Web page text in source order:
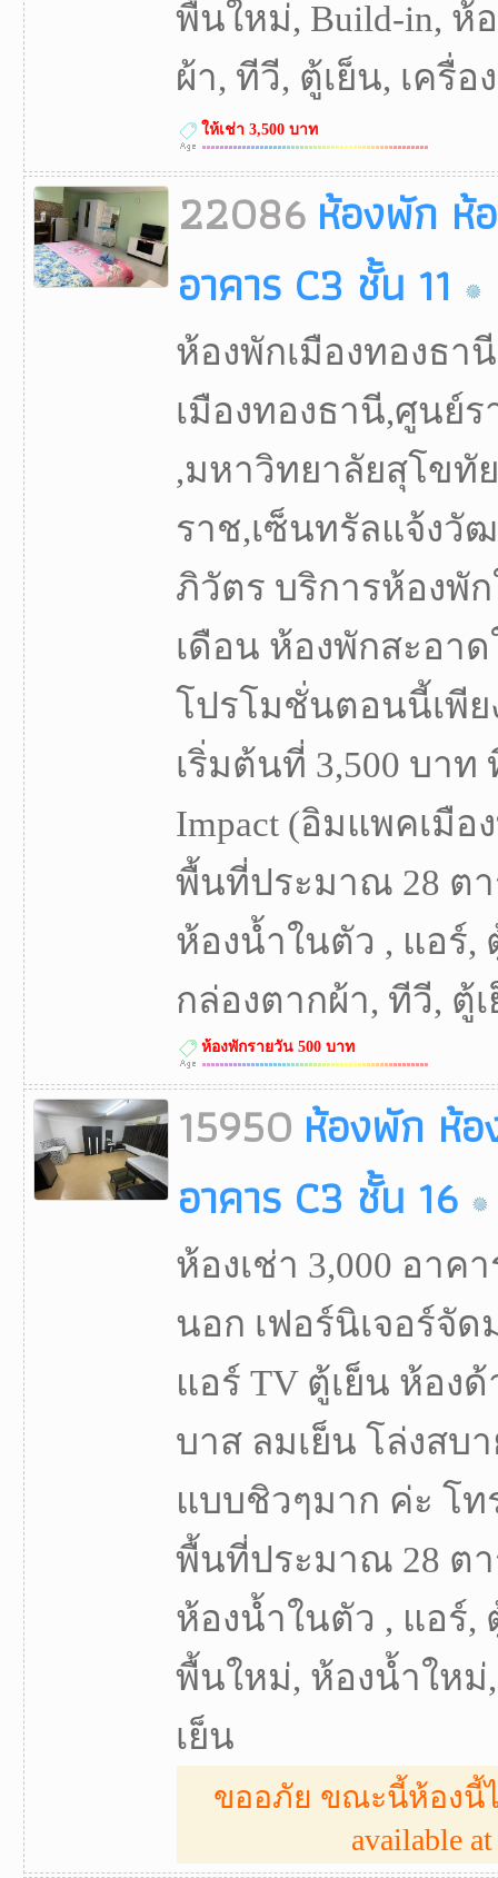
พื้นใหม่, Build-in, ห้
ผ้า, ทีวี, ตู้เย็น, เครื่
ให้เช่า 3,500 บาท
22086 ห้องพัก ห้
อาคาร C3 ชั้น 11
ห้องพักเมืองทองธา
เมืองทองธานี,ศูนย์
,มหาวิทยาลัยสุโขทั
ราช,เซ็นทรัลแจ้งวั
ภิวัตร บริการห้องพั
เดือน ห้องพักสะอา
โปรโมชั่นตอนนี้เพีย
เริ่มต้นที่ 3,500 บา
Impact (อิมแพคเมือ
พื้นที่ประมาณ 28 ตา
ห้องน้ำในตัว , แอร์,
กล่องตากผ้า, ทีวี, ตู้
ห้องพักรายวัน 500 บาท
15950 ห้องพัก ห้อ
อาคาร C3 ชั้น 16
ห้องเช่า 3,000 อาค
นอก เฟอร์นิเจอร์จั
แอร์ TV ตู้เย็น ห้อง
บาส ลมเย็น โล่งสบ
แบบชิวๆมาก ค่ะ โท
พื้นที่ประมาณ 28 ตา
ห้องน้ำในตัว , แอร์,
พื้นใหม่, ห้องน้ำใหม่
เย็น
ขออภัย ขณะนี้ห้องนี้ไ
available